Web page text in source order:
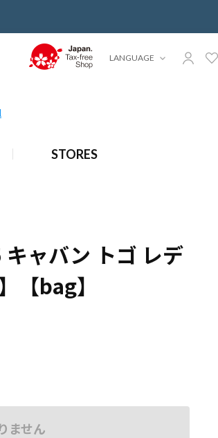
STORES
LANGUAGE
ャバン トゴ レデ
【bag】
ません